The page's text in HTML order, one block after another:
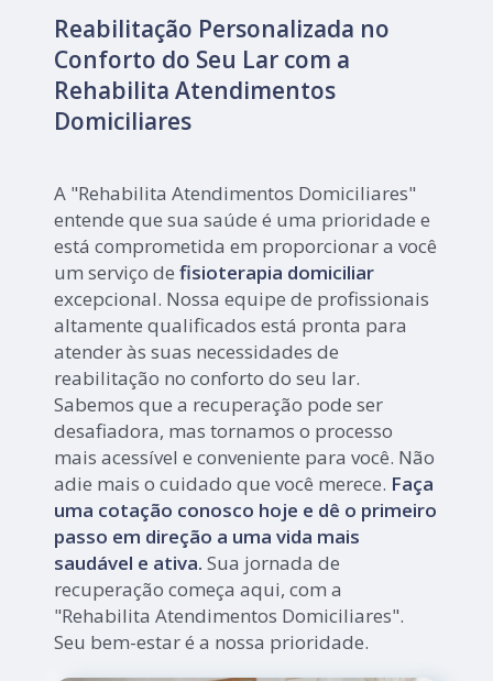
Reabilitação Personalizada no
Conforto do Seu Lar com a
Rehabilita Atendimentos
Domiciliares
A "Rehabilita Atendimentos Domiciliares"
entende que sua saúde é uma prioridade e
está comprometida em proporcionar a você
um serviço defisioterapia domiciliar
excepcional. Nossa equipe de profissionais
altamente qualificados está pronta para
atender às suas necessidades de
reabilitação no conforto do seu lar.
Sabemos que a recuperação pode ser
desafiadora, mas tornamos o processo
mais acessível e conveniente para você. Não
adie mais o cuidado que você merece. Faça
uma cotação conosco hoje e dê o primeiro
passo em direção a uma vida mais
saudável e ativa. Sua jornada de
recuperação começa aqui, com a
"Rehabilita Atendimentos Domiciliares".
Seu bem-estar é a nossa prioridade.